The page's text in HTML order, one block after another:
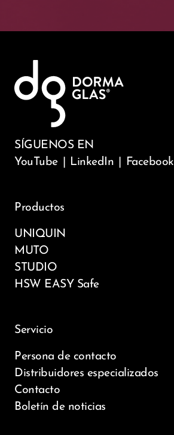
SÍGUENOS EN
YouTube
LinkedIn Facebook
Productos
UNIQUIN
MUTO
STUDIO
HSW EASY Safe
Servicio
Persona de contacto
Distribuidores especializados
Contacto
Boletín de noticias